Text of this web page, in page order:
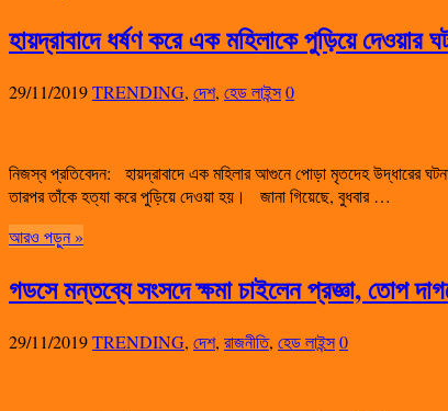
হায়দ্রাবাদে ধর্ষণ করে এক মহিলাকে পুড়িয়ে
29/11/2019TRENDING, দেশ, হেড লাইন্স0
নিজস্ব প্রতিবেদন: হায়দ্রাবাদে এক মহিলার আগুনে পোড়া মৃতদেহ উদ্ধারের
তারপর তাঁকে হত্যা করে পুড়িয়ে দেওয়া হয়। জানা গিয়েছে, বুধবার …
আরও পড়ুন »
গডসে মন্তব্যে সংসদে ক্ষমা চাইলেন প্রজ্ঞা, তোপ
29/11/2019TRENDING, দেশ, রাজনীতি, হেড লাইন্স0